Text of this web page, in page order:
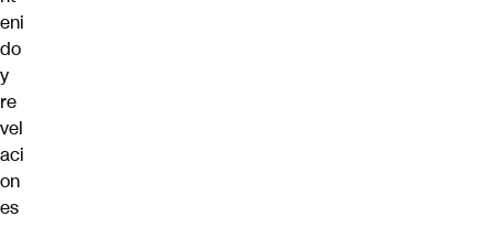
eni
do
y
re
vel
aci
on
es